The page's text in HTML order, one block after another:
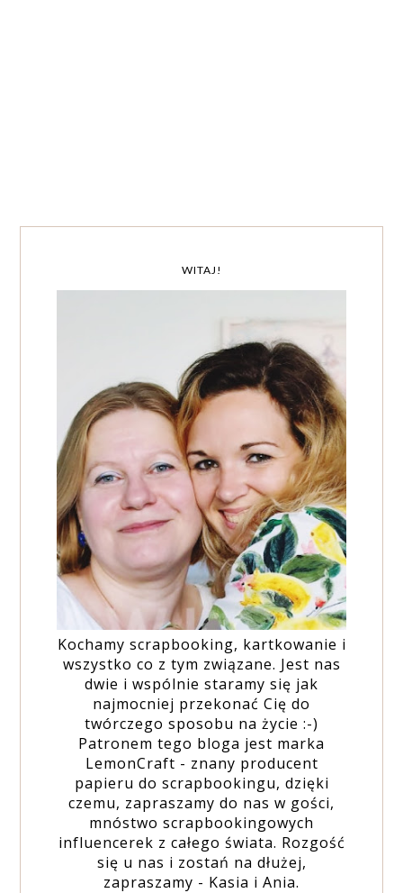
WITAJ!
Kochamy scrapbooking, kartkowanie i
wszystko co z tym związane. Jest nas
dwie i wspólnie staramy się jak
najmocniej przekonać Cię do
twórczego sposobu na życie :-)
Patronem tego bloga jest marka
LemonCraft - znany producent
papieru do scrapbookingu, dzięki
czemu, zapraszamy do nas w gości,
mnóstwo scrapbookingowych
influencerek z całego świata. Rozgość
się u nas i zostań na dłużej,
zapraszamy - Kasia i Ania.